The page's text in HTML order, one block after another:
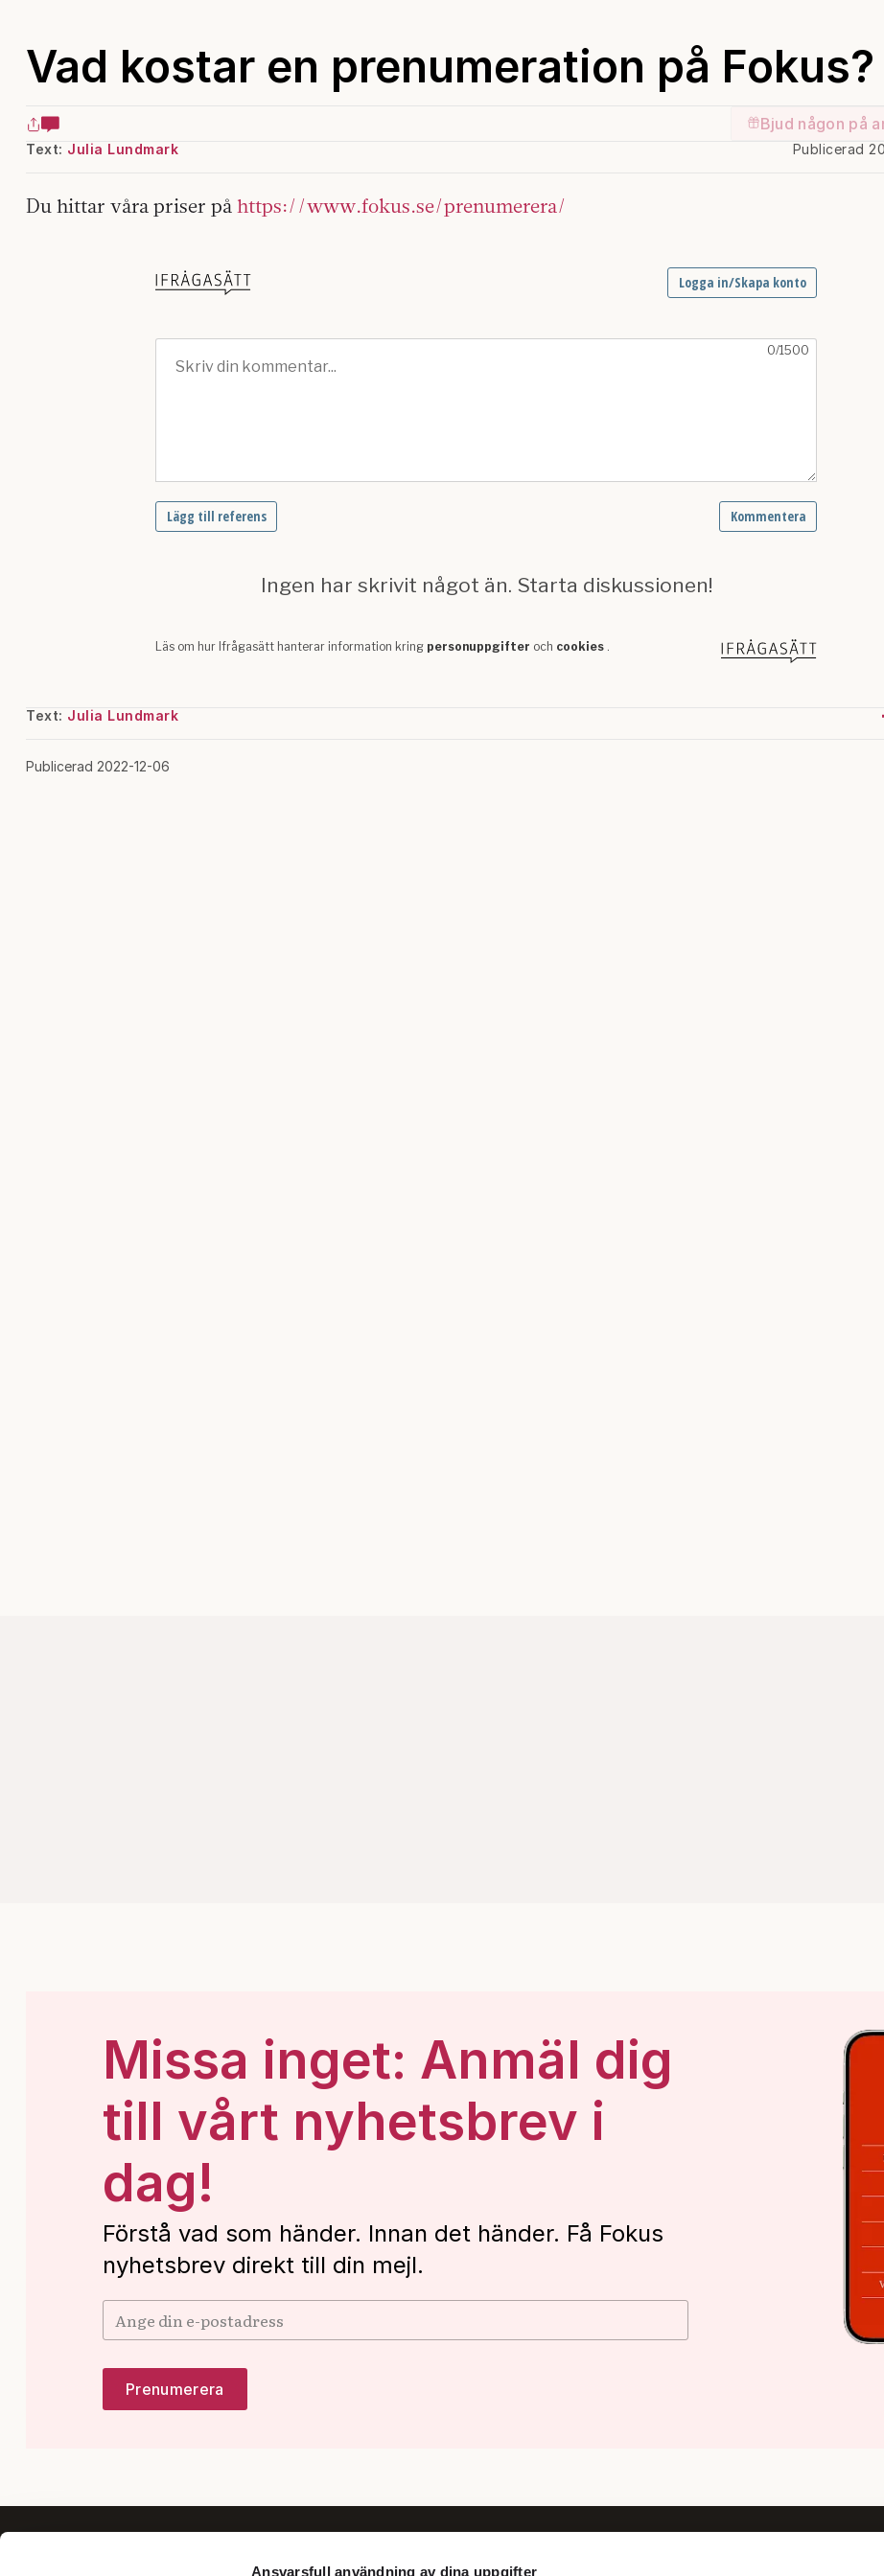
Ansvarsfull användning av dina uppgifter
Vad kostar en prenumeration på Fokus?
Bjud någon på
Text: Julia Lundmark Publicerad
Du hittar våra priser på https://www.fokus.se/prenumerera/
Text: Julia Lundmark
Publicerad 2022-12-06
Missa inget: Anmäl dig
till vårt nyhetsbrev i
dag!
Förstå vad som händer. Innan det händer. Få Fokus
nyhetsbrev direkt till din mejl.